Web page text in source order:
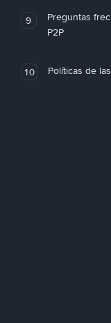
9
Preguntas
P2P
10 Políticas de